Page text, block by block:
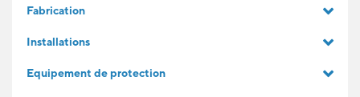
Fabrication
Installations
Equipement de protection